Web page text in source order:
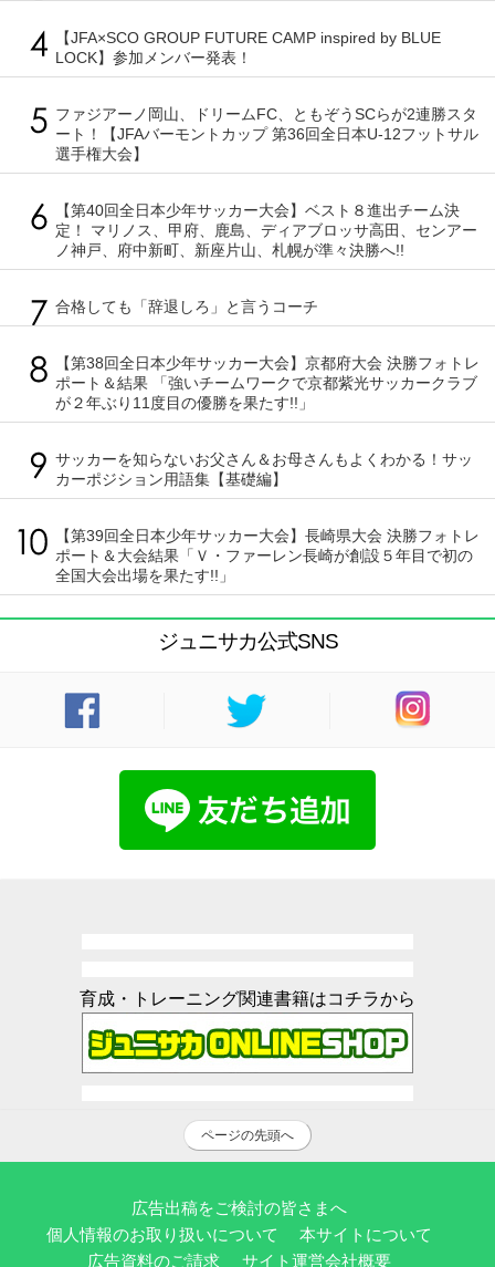
【JFA×SCO GROUP FUTURE CAMP inspired by BLUE
LOCK】参加メンバー発表！
ファジアーノ岡山、ドリームFC、ともぞうSCらが2連勝スタ
ート！【JFAバーモントカップ 第36回全日本U-12フットサル
選手権大会】
【第40回全日本少年サッカー大会】ベスト８進出チーム決
定！ マリノス、甲府、鹿島、ディアブロッサ高田、センアー
ノ神戸、府中新町、新座片山、札幌が準々決勝へ!!
合格しても「辞退しろ」と言うコーチ
【第38回全日本少年サッカー大会】京都府大会 決勝フォトレ
ポート＆結果 「強いチームワークで京都紫光サッカークラブ
が２年ぶり11度目の優勝を果たす!!」
サッカーを知らないお父さん＆お母さんもよくわかる！サッ
カーポジション用語集【基礎編】
【第39回全日本少年サッカー大会】長崎県大会 決勝フォトレ
ポート＆大会結果「Ｖ・ファーレン長崎が創設５年目で初の
全国大会出場を果たす!!」
ジュニサカ公式SNS
育成・トレーニング関連書籍はコチラから
ページの先頭へ
広告出稿をご検討の皆さまへ
個人情報のお取り扱いについて
本サイトについて
広告資料のご請求
サイト運営会社概要